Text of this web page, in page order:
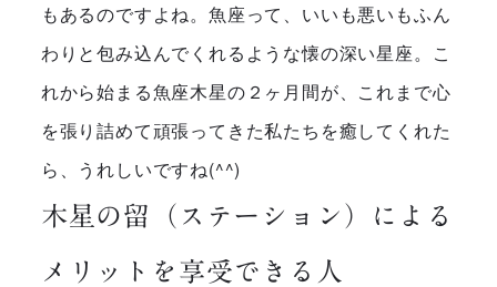
もあるのですよね。魚座って、いいも悪いもふん
わりと包み込んでくれるような懐の深い星座。こ
れから始まる魚座木星の２ヶ月間が、これまで心
を張り詰めて頑張ってきた私たちを癒してくれた
ら、うれしいですね(^^)
木星の留（ステーション）による
メリットを享受できる人